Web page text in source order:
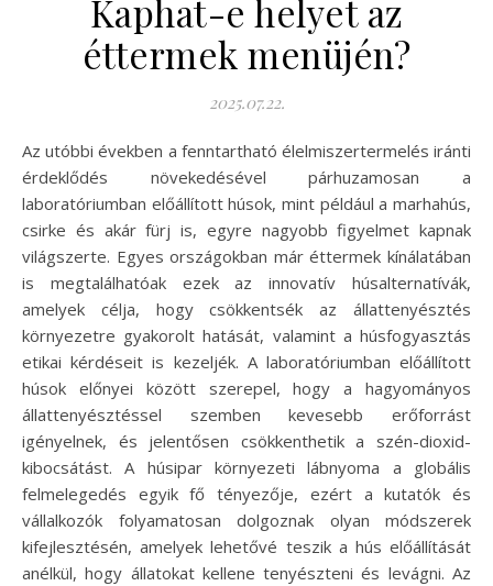
Kaphat-e helyet az
éttermek menüjén?
2025.07.22.
Az utóbbi években a fenntartható élelmiszertermelés iránti
érdeklődés növekedésével párhuzamosan a
laboratóriumban előállított húsok, mint például a marhahús,
csirke és akár fürj is, egyre nagyobb figyelmet kapnak
világszerte. Egyes országokban már éttermek kínálatában
is megtalálhatóak ezek az innovatív húsalternatívák,
amelyek célja, hogy csökkentsék az állattenyésztés
környezetre gyakorolt hatását, valamint a húsfogyasztás
etikai kérdéseit is kezeljék. A laboratóriumban előállított
húsok előnyei között szerepel, hogy a hagyományos
állattenyésztéssel szemben kevesebb erőforrást
igényelnek, és jelentősen csökkenthetik a szén-dioxid-
kibocsátást. A húsipar környezeti lábnyoma a globális
felmelegedés egyik fő tényezője, ezért a kutatók és
vállalkozók folyamatosan dolgoznak olyan módszerek
kifejlesztésén, amelyek lehetővé teszik a hús előállítását
anélkül, hogy állatokat kellene tenyészteni és levágni. Az